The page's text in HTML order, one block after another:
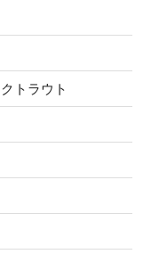
トラウト